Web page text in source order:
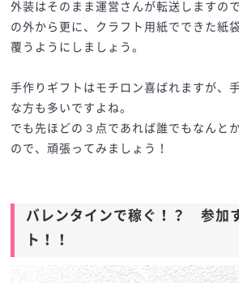
外装はそのまま運営さんが転送しますの
の外から更に、クラフト用紙でできた紙
覆うようにしましょう。
手作りギフトはモチロン喜ばれますが、
な方も多いですよね。
でも先ほどの３点であれば誰でもなんと
ので、頑張ってみましょう！
バレンタインで稼ぐ！？ 参加
ト！！